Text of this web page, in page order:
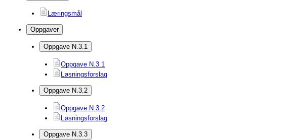
Læringsmål
Oppgaver
Oppgave N.3.1
Oppgave N.3.1
Løsningsforslag
Oppgave N.3.2
Oppgave N.3.2
Løsningsforslag
Oppgave N.3.3